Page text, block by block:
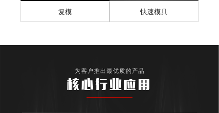
复模 快速模具
为客户推出最优质的产品
核心行业应用